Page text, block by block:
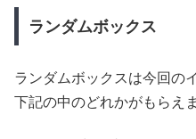
ランダムボックス
ランダムボックスは今回の
下記の中のどれかがもらえま